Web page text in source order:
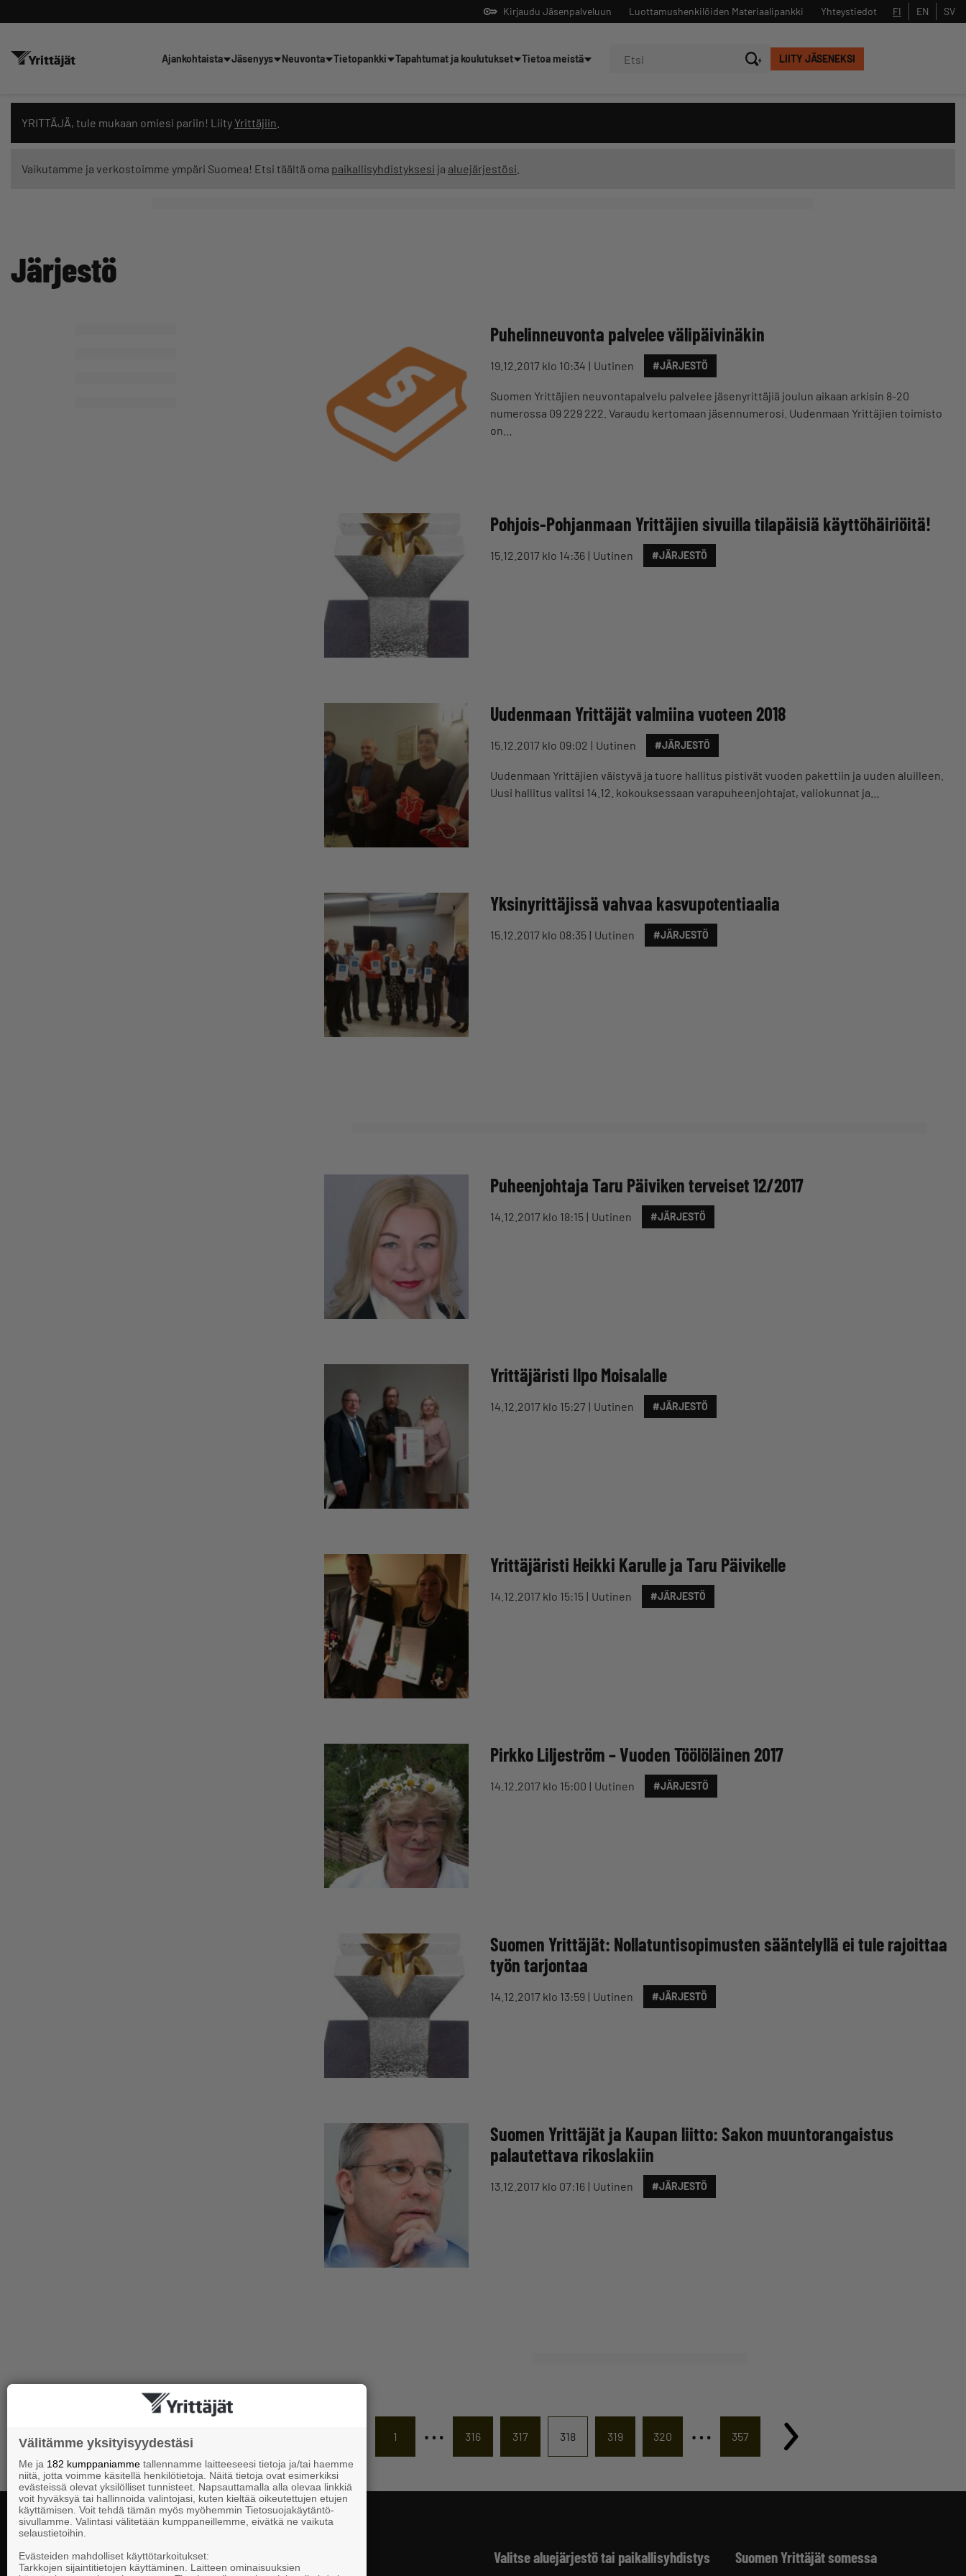
Kirjaudu Jäsenpalveluun Yhteystiedot
Luottamushenkilöiden Materiaalipankki FI EN SV
LIITY JÄSENEKSI
Ajankohtaista Jäsenyys Neuvonta Tietopankki Tapahtumat ja koulutukset Tietoa meistä
YRITTÄJÄ, tule mukaan omiesi pariin! Liity Yrittäjiin
Vaikutamme ja verkostoimme ympäri Suomea! Etsi täältä oma paikallisyhdistyksesi ja aluejärjestösi
Järjestö
Puhelinneuvonta palvelee välipäivinäkin
19.12.2017 klo 10:34 Uutinen #JÄRJESTÖ
Suomen Yrittäjien neuvontapalvelu palvelee jäsenyrittäjiä joulun aikaan arkisin 8-20
numerossa 09 229 222. Varaudu kertomaan jäsennumerosi. Uudenmaan Yrittäjien toimisto
on…
Pohjois-Pohjanmaan Yrittäjien sivuilla tilapäisiä käyttöhäiriöitä!
15.12.2017 klo 14:36 Uutinen #JÄRJESTÖ
Uudenmaan Yrittäjät valmiina vuoteen 2018
15.12.2017 klo 09:02 Uutinen #JÄRJESTÖ
Uudenmaan Yrittäjien väistyvä ja tuore hallitus pistivät vuoden pakettiin ja uuden aluilleen.
Uusi hallitus valitsi 14.12. kokouksessaan varapuheenjohtajat, valiokunnat ja…
Yksinyrittäjissä vahvaa kasvupotentiaalia
15.12.2017 klo 08:35 Uutinen #JÄRJESTÖ
Puheenjohtaja Taru Päiviken terveiset 12/2017
14.12.2017 klo 18:15 Uutinen #JÄRJESTÖ
Yrittäjäristi Ilpo Moisalalle
14.12.2017 klo 15:27 Uutinen #JÄRJESTÖ
Yrittäjäristi Heikki Karulle ja Taru Päivikelle
14.12.2017 klo 15:15 Uutinen #JÄRJESTÖ
Pirkko Liljeström – Vuoden Töölöläinen 2017
14.12.2017 klo 15:00 Uutinen #JÄRJESTÖ
Suomen Yrittäjät: Nollatuntisopimusten sääntelyllä ei tule rajoittaa
työn tarjontaa
14.12.2017 klo 13:59 Uutinen #JÄRJESTÖ
Suomen Yrittäjät ja Kaupan liitto: Sakon muuntorangaistus
palautettava rikoslakiin
13.12.2017 klo 07:16 Uutinen #JÄRJESTÖ
1 … 316 317 318 319 320 … 357
Valitse aluejärjestö tai paikallisyhdistys Suomen Yrittäjät somessa
Sulje
Hae sivustolta tai kysy suoraan Yrittäjien tekoälyltä
Välitämme yksityisyydestäsi
Me ja 182 kumppaniamme tallennamme laitteeseesi tietoja ja/tai haemme
niitä, jotta voimme käsitellä henkilötietoja. Näitä tietoja ovat esimerkiksi
evästeissä olevat yksilölliset tunnisteet. Napsauttamalla alla olevaa linkkiä
voit hyväksyä tai hallinnoida valintojasi, kuten kieltää oikeutettujen etujen
käyttämisen. Voit tehdä tämän myös myöhemmin Tietosuojakäytäntö-
sivullamme. Valintasi välitetään kumppaneillemme, eivätkä ne vaikuta
selaustietoihin.
Evästeiden mahdolliset käyttötarkoitukset:
Tarkkojen sijaintitietojen käyttäminen. Laitteen ominaisuuksien